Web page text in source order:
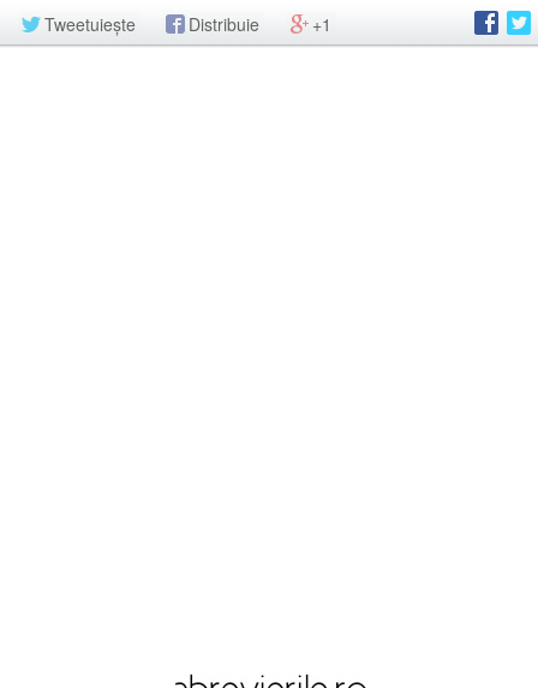
Tweetuiește Distribuie +1